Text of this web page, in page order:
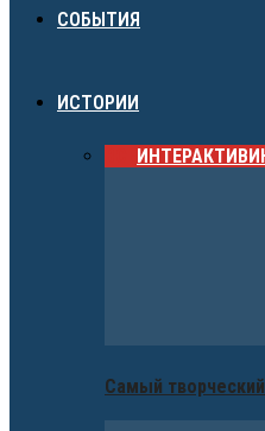
СОБЫТИЯ
ИСТОРИИ
ИНТЕРАКТИВ
Самый